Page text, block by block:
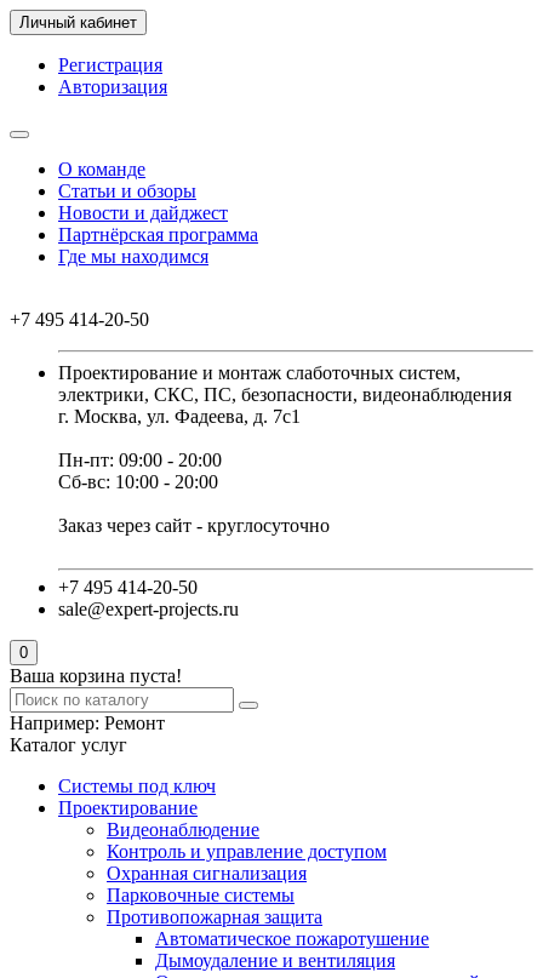
Личный кабинет
Регистрация
Авторизация
О команде
Статьи и обзоры
Новости и дайджест
Партнёрская программа
Где мы находимся
+7 495 414-20-50
Проектирование и монтаж слаботочных систем,
электрики, СКС, ПС, безопасности, видеонаблюдения
г. Москва, ул. Фадеева, д. 7с1
Пн-пт: 09:00 - 20:00
Сб-вс: 10:00 - 20:00
Заказ через сайт - круглосуточно
+7 495 414-20-50
sale@expert-projects.ru
0
Ваша корзина пуста!
Например: Ремонт
Каталог услуг
Системы под ключ
Проектирование
Видеонаблюдение
Контроль и управление доступом
Охранная сигнализация
Парковочные системы
Противопожарная защита
Автоматическое пожаротушение
Дымоудаление и вентиляция